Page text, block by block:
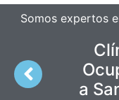
Somos expertos
a